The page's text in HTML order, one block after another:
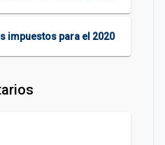
impuestos para el 2020